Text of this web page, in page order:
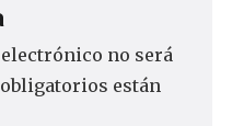
no será
están